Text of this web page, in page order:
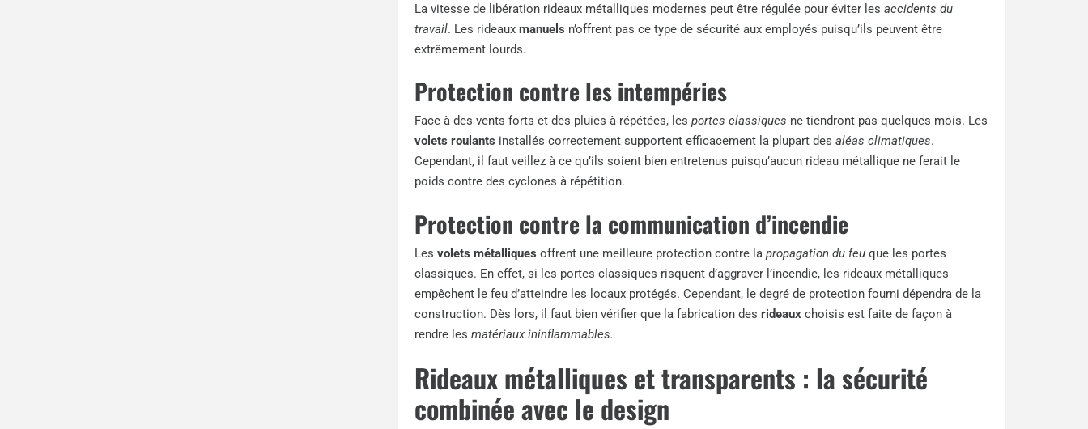
La vitesse de libération rideaux métalliques modernes peut être régulée pour éviter lesaccidents du
travail. Les rideauxmanuels n’offrent pas ce type de sécurité aux employés puisqu’ils peuvent être
extrêmement lourds.
Protection contre les intempéries
Face à des vents forts et des pluies à répétées, lesportes classiques ne tiendront pas quelques mois. Les
volets roulants installés correctement supportent efficacement la plupart desaléas climatiques.
Cependant, il faut veillez à ce qu’ils soient bien entretenus puisqu’aucun rideau métallique ne ferait le
poids contre des cyclones à répétition.
Protection contre la communication d’incendie
Lesvolets métalliquesoffrent une meilleure protection contre lapropagation du feuque les portes
classiques. En effet, si les portes classiques risquent d’aggraver l’incendie, les rideaux métalliques
empêchent le feu d’atteindre les locaux protégés. Cependant, le degré de protection fourni dépendra de la
construction. Dès lors, il faut bien vérifier que la fabrication desrideaux choisis est faite de façon à
rendre lesmatériaux ininflammables.
Rideaux métalliques et transparents : la sécurité
combinée avec le design